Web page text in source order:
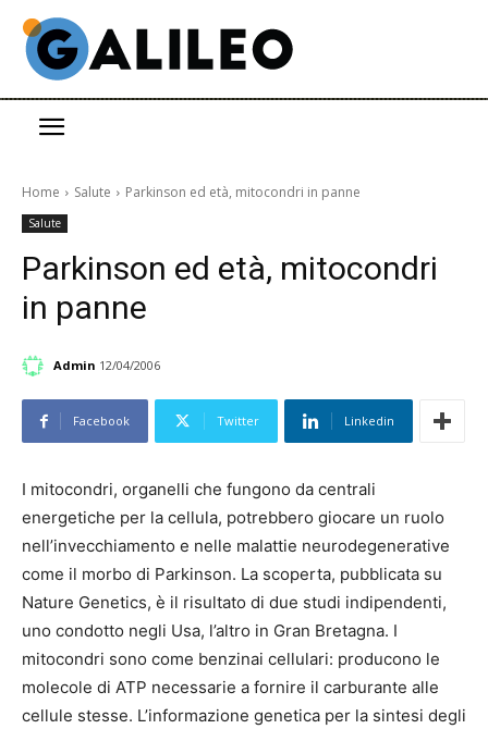
Home Salute Parkinson ed età, mitocondri in panne
Salute
Parkinson ed età, mitocondri
in panne
Admin 12/04/2006
Facebook Twitter Linkedin
I mitocondri, organelli che fungono da centrali
energetiche per la cellula, potrebbero giocare un ruolo
nell’invecchiamento e nelle malattie neurodegenerative
come il morbo di Parkinson. La scoperta, pubblicata su
Nature Genetics, è il risultato di due studi indipendenti,
uno condotto negli Usa, l’altro in Gran Bretagna. I
mitocondri sono come benzinai cellulari: producono le
molecole di ATP necessarie a fornire il carburante alle
cellule stesse. L’informazione genetica per la sintesi degli